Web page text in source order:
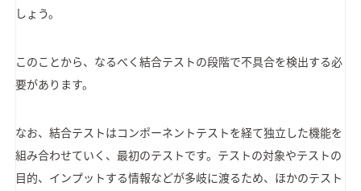
しょう。
このことから、なるべく結合テストの段階で不具合を検出する必
要があります。
なお、結合テストはコンポーネントテストを経て独立した機能を
組み合わせていく、最初のテストです。テストの対象やテストの
目的、インプットする情報などが多岐に渡るため、ほかのテスト